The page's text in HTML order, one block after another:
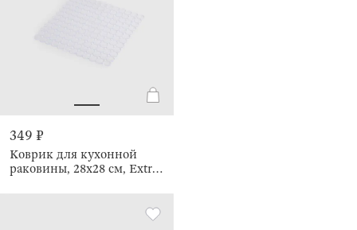
349 ₽
Коврик для кухонной
раковины, 28х28 см, Extra-